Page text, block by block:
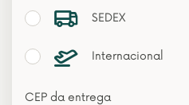
SEDEX
Internacional
CEP da entrega